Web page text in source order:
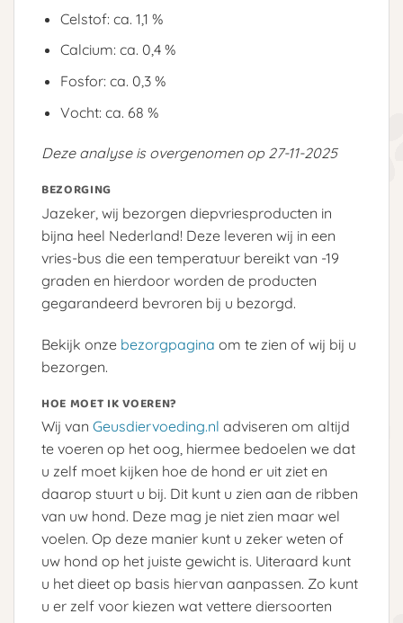
Celstof: ca. 1,1 %
Calcium: ca. 0,4 %
Fosfor: ca. 0,3 %
Vocht: ca. 68 %
Deze analyse is overgenomen op 27-11-2025
BEZORGING
Jazeker, wij bezorgen diepvriesproducten in
bijna heel Nederland! Deze leveren wij in een
vries-bus die een temperatuur bereikt van -19
graden en hierdoor worden de producten
gegarandeerd bevroren bij u bezorgd.
Bekijk onze bezorgpagina om te zien of wij bij u
bezorgen.
HOE MOET IK VOEREN?
Wij van Geusdiervoeding.nl adviseren om altijd
te voeren op het oog, hiermee bedoelen we dat
u zelf moet kijken hoe de hond er uit ziet en
daarop stuurt u bij. Dit kunt u zien aan de ribben
van uw hond. Deze mag je niet zien maar wel
voelen. Op deze manier kunt u zeker weten of
uw hond op het juiste gewicht is. Uiteraard kunt
u het dieet op basis hiervan aanpassen. Zo kunt
u er zelf voor kiezen wat vettere diersoorten